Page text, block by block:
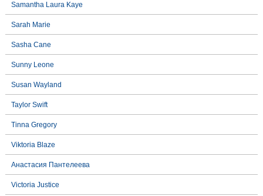
Samantha Laura Kaye
Sarah Marie
Sasha Cane
Sunny Leone
Susan Wayland
Taylor Swift
Tinna Gregory
Viktoria Blaze
Анастасия Пантелеева
Victoria Justice